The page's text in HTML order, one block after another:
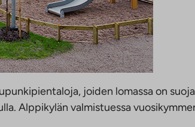
joiden lomassa on
Alppikylän valmistuessa